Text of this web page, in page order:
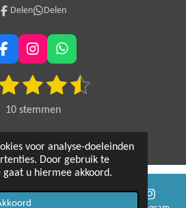
voor analyse-doeleinden
Door gebruik te
gaat u hiermee akkoord.
Delen Delen
F
a
c
e
b
o
k
I
n
s
t
a
r
a
m
W
h
a
t
p
p
3
s
t
e
r
r
4
s
t
e
r
r
5
t
e
r
r
m
e
n
10 stemmen